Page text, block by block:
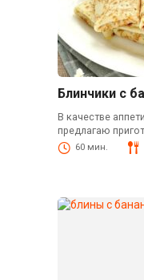
Блинчики с
В качестве
предлагаю
60 мин.